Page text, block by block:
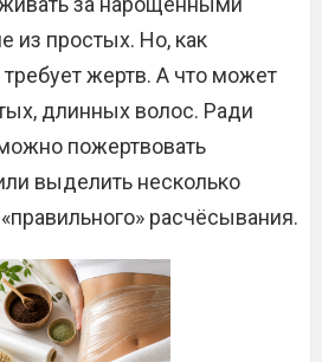
из простых. Но, как
требует жертв. А что может
длинных волос. Ради
пожертвовать
выделить несколько
расчёсывания.